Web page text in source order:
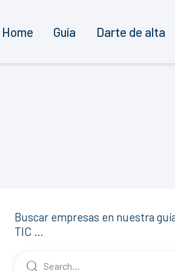
Home Guía Darte de alta
Buscar empresas en nuestra
TIC …